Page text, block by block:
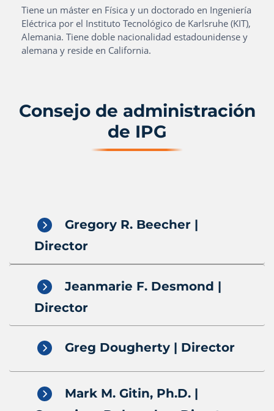
Tiene un máster en Física y un doctorado en Ingeniería
Eléctrica por el Instituto Tecnológico de Karlsruhe (KIT),
Alemania. Tiene doble nacionalidad estadounidense y
alemana y reside en California.
Consejo de administración
de IPG
Director
Director
Greg Dougherty | Director